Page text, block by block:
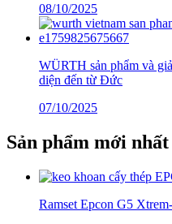
08/10/2025
WÜRTH sản phẩm và
diện đến từ Đức
07/10/2025
Sản phẩm mới nhất
Ramset Epcon G5